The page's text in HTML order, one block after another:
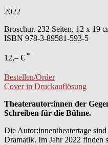
2022
Broschur. 232 Seiten. 12 x 19
ISBN 978-3-89581-593-5
12,– € *
Bestellen/Order
Cover in Druckauflösung
Theaterautor:innen der
Schreiben für die Bühne.
Die Autor:innentheatertage
Dramatik. Im Jahr 2022 finden